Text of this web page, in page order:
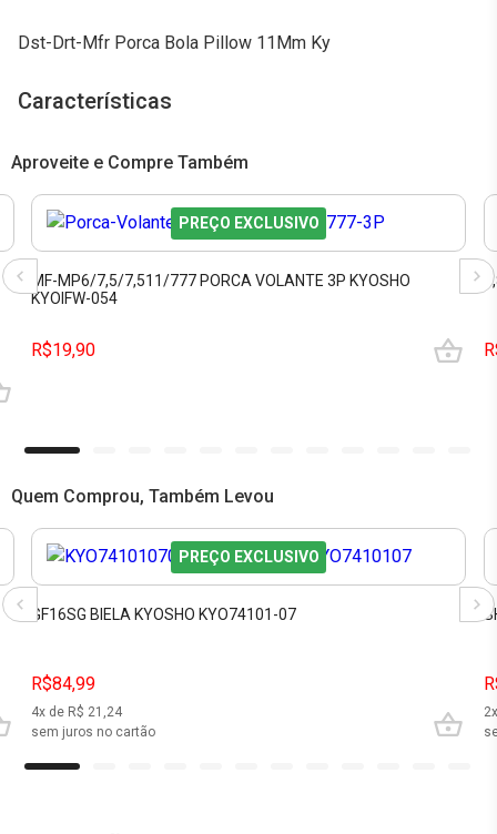
Dst-Drt-Mfr Porca Bola Pillow 11Mm Ky
Características
Aproveite e Compre Também
PREÇO EXCLUSIVO
MF-MP6/7,5/7,511/777 PORCA VOLANTE 3P KYOSHO
KYOIFW-054
R$19,90
Quem Comprou, Também Levou
PREÇO EXCLUSIVO
GF16SG BIELA KYOSHO KYO74101-07
R$84,99
4x de R$ 21,24
sem juros no cartão
2